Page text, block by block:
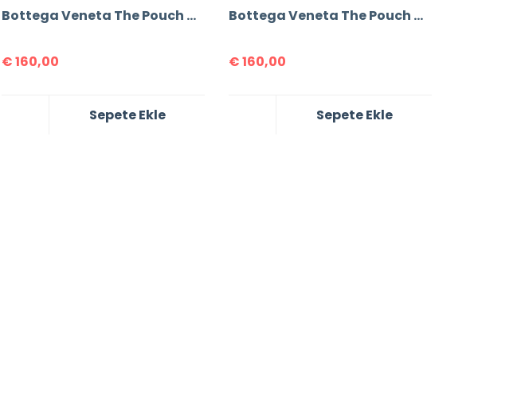
Bottega Veneta The Pouch Mini Bag
€160,00
Sepete Ekle
Bottega Veneta The Pouch Mini Bag
€160,00
Sepete Ekle